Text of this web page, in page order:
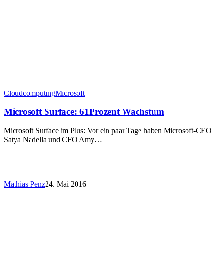
CloudcomputingMicrosoft
Microsoft Surface: 61Prozent Wachstum
Microsoft Surface im Plus: Vor ein paar Tage haben Microsoft-CEO
Satya Nadella und CFO Amy…
Mathias Penz24. Mai 2016